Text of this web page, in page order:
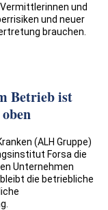
und
und neuer
brauchen.
Betrieb ist
(ALH Gruppe)
Forsa die
Unternehmen
die betriebliche